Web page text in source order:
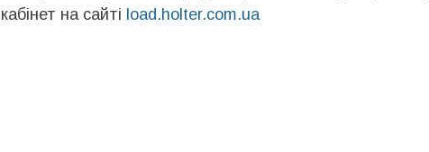
кабінет на сайті load.holter.com.ua